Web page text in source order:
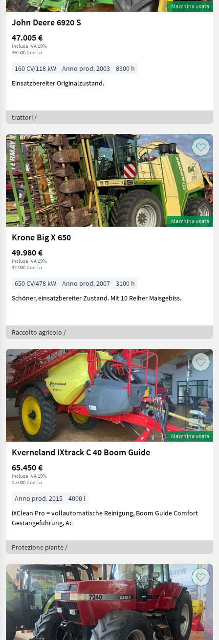
Macchina usata
John Deere 6920 S
47.005 €
inclusa IVA 19%
39.500 € netto
160 CV/118 kW Anno prod. 2003
8300 h
Einsatzbereiter Originalzustand.
trattori /
Macchina usata
Krone Big X 650
49.980 €
inclusa IVA 19%
42.000 € netto
650 CV/478 kW Anno prod. 2007
3100 h
Schöner, einsatzbereiter Zustand. Mit 10 Reiher Maisgebiss.
Raccolto agricolo /
Macchina usata
Kverneland IXtrack C 40 Boom Guide
65.450 €
inclusa IVA 19%
55.000 € netto
Anno prod. 2015
4000 l
iXClean Pro = vollautomatische Reinigung, Boom Guide Comfort
Gestängeführung, Ac
Protezione piante /